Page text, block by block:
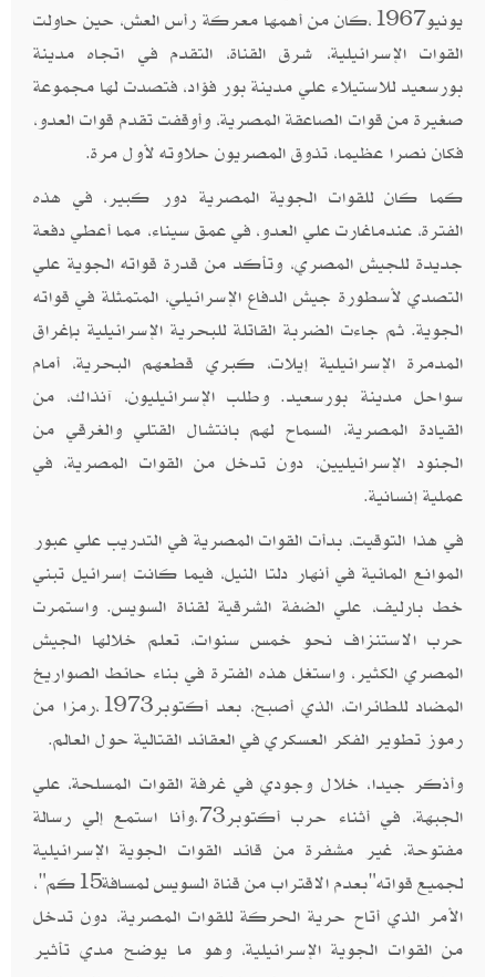
يونيو1967،كان من أهمها معركة رأس العش، حين حاولت
القوات الإسرائيلية، شرق القناة، التقدم في اتجاه مدينة
بورسعيد للاستيلاء علي مدينة بور فؤاد، فتصدت لها مجموعة
صغيرة من قوات الصاعقة المصرية، وأوقفت تقدم قوات العدو،
فكان نصرا عظيما، تذوق المصريون حلاوته لأول مرة.
كما كان للقوات الجوية المصرية دور كبير، في هذه
الفترة، عندماغارت علي العدو، في عمق سيناء، مما أعطي دفعة
جديدة للجيش المصري، وتأكد من قدرة قواته الجوية علي
التصدي لأسطورة جيش الدفاع الإسرائيلي، المتمثلة في قواته
الجوية. ثم جاءت الضربة القاتلة للبحرية الإسرائيلية بإغراق
المدمرة الإسرائيلية إيلات، كبري قطعهم البحرية، أمام
سواحل مدينة بورسعيد. وطلب الإسرائيليون، آنذاك، من
القيادة المصرية، السماح لهم بانتشال القتلي والغرقي من
الجنود الإسرائيليين، دون تدخل من القوات المصرية، في
عملية إنسانية.
في هذا التوقيت، بدأت القوات المصرية في التدريب علي عبور
الموانع المائية في أنهار دلتا النيل، فيما كانت إسرائيل تبني
خط بارليف، علي الضفة الشرقية لقناة السويس. واستمرت
حرب الاستنزاف نحو خمس سنوات، تعلم خلالها الجيش
المصري الكثير، واستغل هذه الفترة في بناء حائط الصواريخ
المضاد للطائرات، الذي أصبح، بعد أكتوبر1973،رمزا من
رموز تطوير الفكر العسكري في العقائد القتالية حول العالم.
وأذكر جيدا، خلال وجودي في غرفة القوات المسلحة، علي
الجبهة، في أثناء حرب أكتوبر73،وأنا استمع إلي رسالة
مفتوحة، غير مشفرة من قائد القوات الجوية الإسرائيلية
لجميع قواته"بعدم الاقتراب من قناة السويس لمسافة15كم"،
الأمر الذي أتاح حرية الحركة للقوات المصرية، دون تدخل
من القوات الجوية الإسرائيلية، وهو ما يوضح مدي تأثير